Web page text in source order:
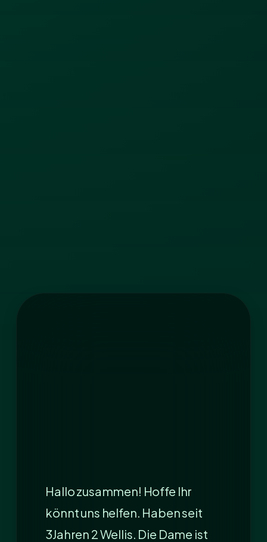
Hallo zusammen! Hoffe Ihr
könnt uns helfen. Haben seit
3Jahren 2 Wellis. Die Dame ist